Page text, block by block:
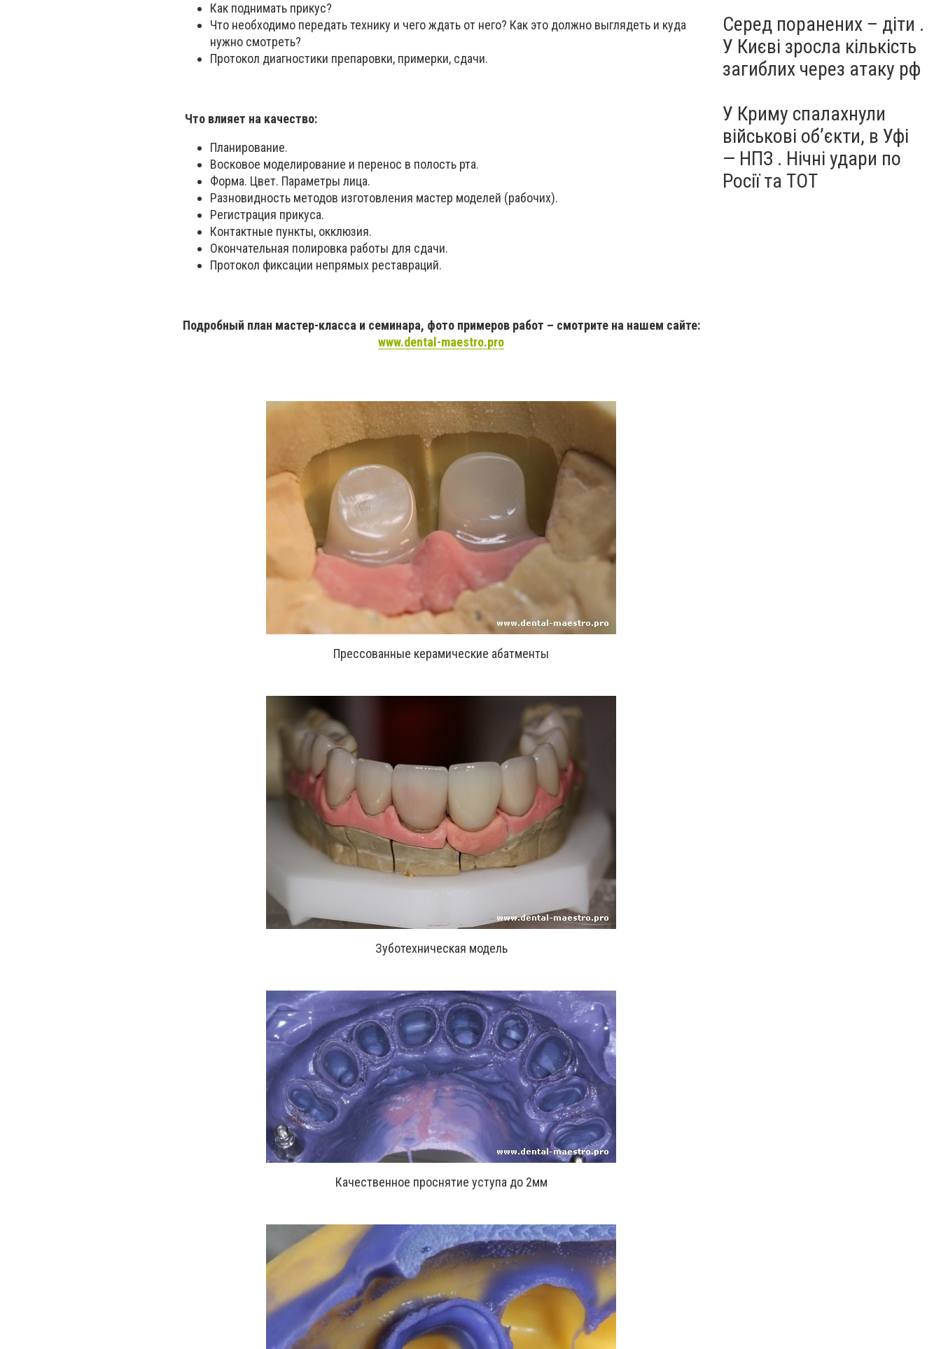
Как поднимать прикус?
Что необходимо передать технику и чего ждать от него? Как это должно выглядеть и куда
нужно смотреть?
Протокол диагностики препаровки, примерки, сдачи.
Что влияет на качество:
Планирование.
Восковое моделирование и перенос в полость рта.
Форма. Цвет. Параметры лица.
Разновидность методов изготовления мастер моделей (рабочих).
Регистрация прикуса.
Контактные пункты, окклюзия.
Окончательная полировка работы для сдачи.
Протокол фиксации непрямых реставраций.
Подробный план мастер-класса и семинара, фото примеров работ – смотрите на нашем сайте:
www.dental-maestro.pro
Прессованные керамические абатменты
Зуботехническая модель
Качественное проснятие уступа до 2мм
Серед поранених – діти .
У Києві зросла кількість
загиблих через атаку рф
У Криму спалахнули
військові об’єкти, в Уфі
— НПЗ . Нічні удари по
Росії та ТОТ